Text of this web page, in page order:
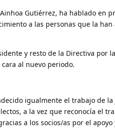
Gutiérrez, ha hablado en
a las personas que la han
y resto de la Directiva por
al nuevo periodo.
igualmente el trabajo de la
a la vez que reconocía el
a los socios/as por el